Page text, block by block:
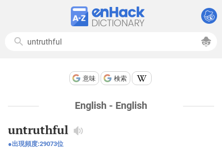
意味 検索
English - English
untruthful
出現頻度:29073位